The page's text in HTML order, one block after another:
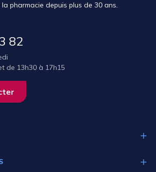
pharmacie depuis plus de 30 ans.
82
de 13h30 à 17h15